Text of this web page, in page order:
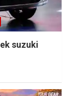
suzuki